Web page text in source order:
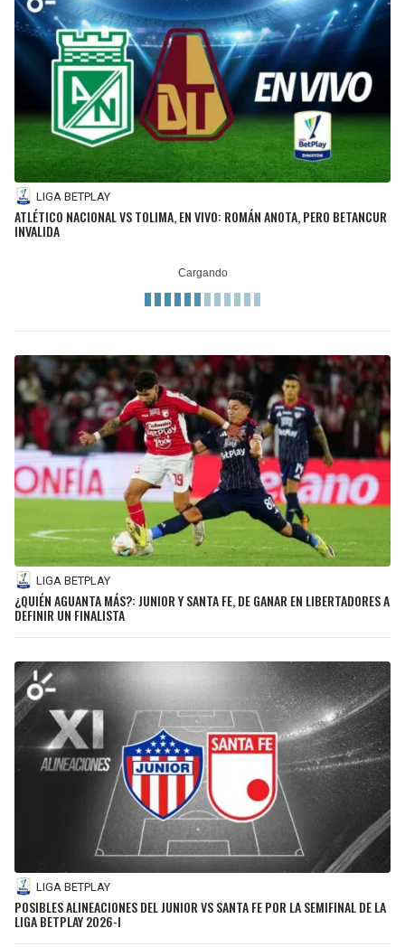
LIGA BETPLAY
ATLÉTICO NACIONAL VS TOLIMA, EN VIVO: ROMÁN ANOTA, PERO BETANCUR
INVALIDA
LIGA BETPLAY
¿QUIÉN AGUANTA MÁS?: JUNIOR Y SANTA FE, DE GANAR EN LIBERTADORES A
DEFINIR UN FINALISTA
LIGA BETPLAY
POSIBLES ALINEACIONES DEL JUNIOR VS SANTA FE POR LA SEMIFINAL DE LA
LIGA BETPLAY 2026-I